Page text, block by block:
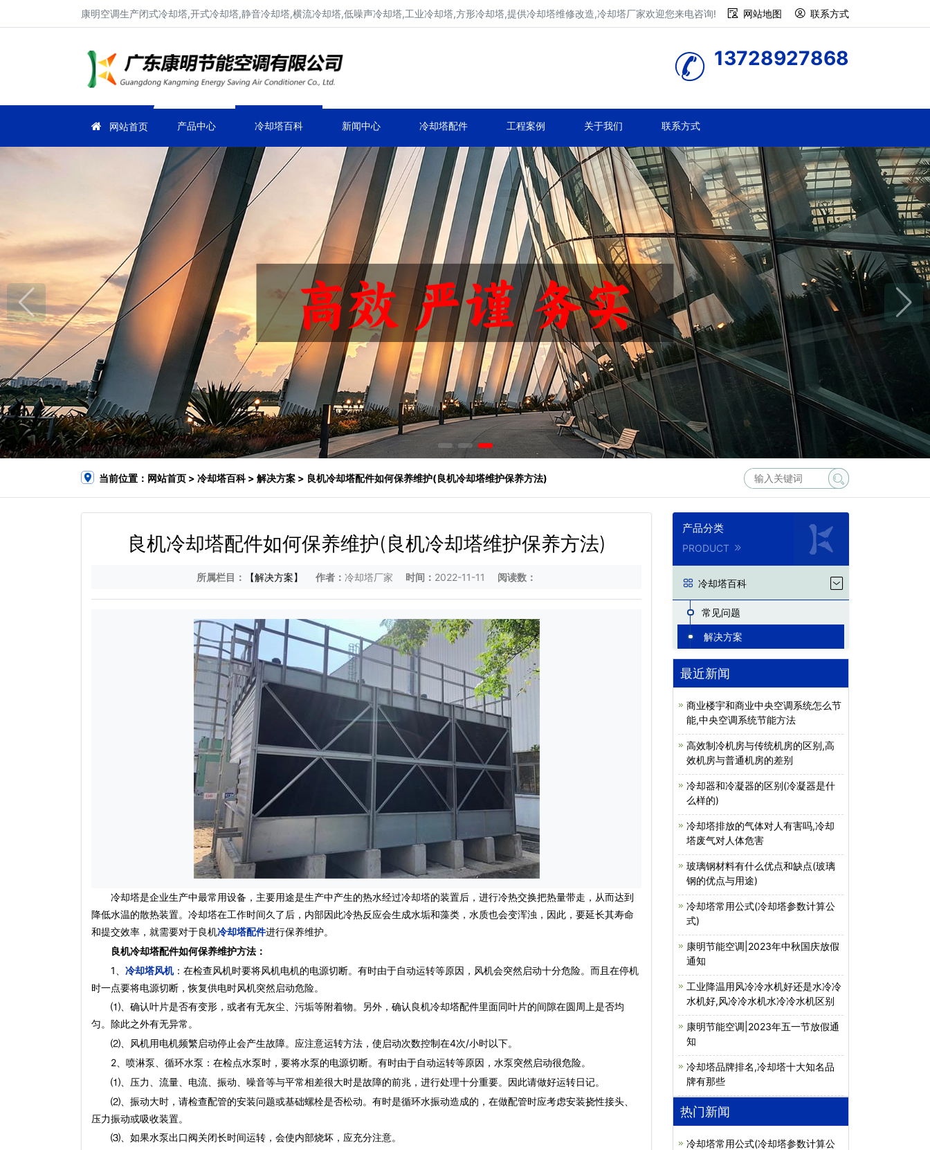
康明空调生产闭式冷却塔,开式冷却塔,静音冷却塔,横流冷却塔,低噪声冷却塔,工业冷却塔,方形冷却塔,提供冷却塔维修改造,冷却塔厂家欢迎您来电咨询! 网站地图 联系方式
13728927868
网站首页 产品中心 冷却塔百科 新闻中心 冷却塔配件 工程案例 关于我们 联系方式
当前位置： 网站首页 > 冷却塔百科> 解决方案 > 良机冷却塔配件如何保养维护(良机冷却塔维护保养方法)
良机冷却塔配件如何保养维护(良机冷却塔维护保养方法)
所属栏目： 【解决方案】 作者： 冷却塔厂家 时间： 2022-11-11 阅读数：
冷却塔是企业生产中最常用设备，主要用途是生产中产生的热水经过冷却塔的装置后，进行冷热交换把热量带走，从而达到
降低水温的散热装置。冷却塔在工作时间久了后，内部因此冷热反应会生成水垢和藻类，水质也会变浑浊，因此，要延长其寿命
和提交效率，就需要对于良机冷却塔配件进行保养维护。
良机冷却塔配件如何保养维护方法：
1、 冷却塔风机：在检查风机时要将风机电机的电源切断。有时由于自动运转等原因，风机会突然启动十分危险。而且在停机
时一点要将电源切断，恢复供电时风机突然启动危险。
⑴、确认叶片是否有变形，或者有无灰尘、污垢等附着物。另外，确认良机冷却塔配件里面同叶片的间隙在圆周上是否均
匀。除此之外有无异常。
⑵、风机用电机频繁启动停止会产生故障。应注意运转方法，使启动次数控制在4次/小时以下。
2、喷淋泵、循环水泵：在检点水泵时，要将水泵的电源切断。有时由于自动运转等原因，水泵突然启动很危险。
⑴、压力、流量、电流、振动、噪音等与平常相差很大时是故障的前兆，进行处理十分重要。因此请做好运转日记。
⑵、振动大时，请检查配管的安装问题或基础螺栓是否松动。有时是循环水振动造成的，在做配管时应考虑安装挠性接头、
压力振动或吸收装置。
⑶、如果水泵出口阀关闭长时间运转，会使内部烧坏，应充分注意。
产品分类
PRODUCT
冷却塔百科
常见问题
解决方案
最近新闻
商业楼宇和商业中央空调系统怎么节
能,中央空调系统节能方法
高效制冷机房与传统机房的区别,高
效机房与普通机房的差别
冷却器和冷凝器的区别(冷凝器是什
么样的)
冷却塔排放的气体对人有害吗,冷却
塔废气对人体危害
玻璃钢材料有什么优点和缺点(玻璃
钢的优点与用途)
冷却塔常用公式(冷却塔参数计算公
式)
康明节能空调|2023年中秋国庆放假
通知
工业降温用风冷冷水机好还是水冷冷
水机好,风冷冷水机水冷冷水机区别
康明节能空调|2023年五一节放假通
知
冷却塔品牌排名,冷却塔十大知名品
牌有那些
热门新闻
冷却塔常用公式(冷却塔参数计算公